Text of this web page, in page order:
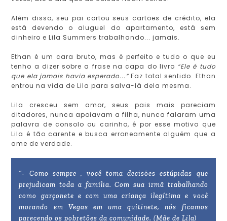
Além disso, seu pai cortou seus cartões de crédito, ela
está devendo o aluguel do apartamento, está sem
dinheiro e Lila Summers trabalhando... jamais.
Ethan é um cara bruto, mas é perfeito e tudo o que eu
tenho a dizer sobre a frase na capa do livro “Ele é tudo
que ela jamais havia esperado...” Faz total sentido. Ethan
entrou na vida de Lila para salva-lá dela mesma.
Lila cresceu sem amor, seus pais mais pareciam
ditadores, nunca apoiavam a filha, nunca falaram uma
palavra de consolo ou carinho, é por esse motivo que
Lila é tão carente e busca erroneamente alguém que a
ame de verdade.
“- Como sempre , você toma decisões estúpidas que
prejudicam toda a família. Com sua irmã trabalhando
como garçonete e com uma criança ilegítima e você
morando em Vegas em uma quitinete, nós ficamos
parecendo os pobretões da comunidade. (Mãe de Lila)